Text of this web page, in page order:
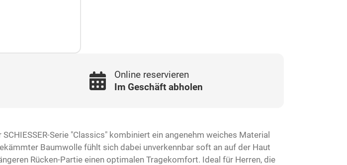
Online reservieren
Im Geschäft abholen
Serie "Classics" kombiniert ein angenehm weiches Material
Baumwolle fühlt sich dabei unverkennbar soft an auf der Haut
Rücken-Partie einen optimalen Tragekomfort. Ideal für Herren, die